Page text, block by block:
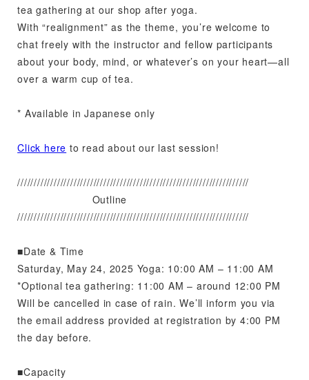
tea gathering at our shop after yoga.
With “realignment” as the theme, you’re welcome to
chat freely with the instructor and fellow participants
about your body, mind, or whatever’s on your heart—all
over a warm cup of tea.
* Available in Japanese only
Click here to read about our last session!
//////////////////////////////////////////////////////////////////////
Outline
//////////////////////////////////////////////////////////////////////
■Date & Time
Saturday, May 24, 2025 Yoga: 10:00 AM – 11:00 AM
*Optional tea gathering: 11:00 AM – around 12:00 PM
Will be cancelled in case of rain. We’ll inform you via
the email address provided at registration by 4:00 PM
the day before.
■Capacity